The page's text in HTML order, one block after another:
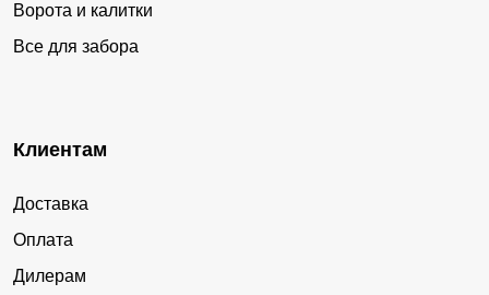
Ворота и калитки
Все для забора
Клиентам
Доставка
Оплата
Дилерам